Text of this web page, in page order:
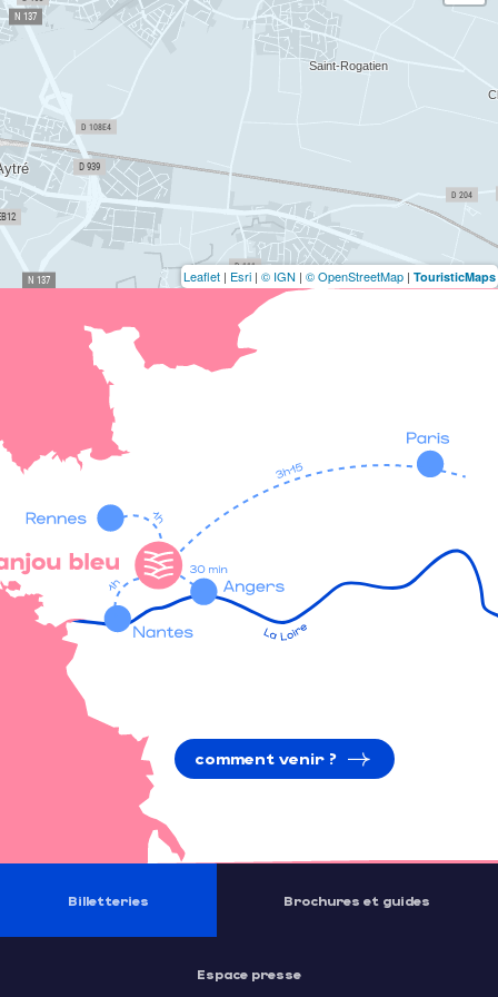
Leaflet | Esri | © IGN | © OpenStreetMap | TouristicMaps
comment venir ?
Billetteries Brochures et guides
Espace presse